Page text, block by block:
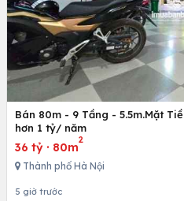
Bán 80m - 9 Tầng - 5.5m.Mặt
hơn 1 tỷ/ năm
36 tỷ · 80m
2
Thành phố Hà Nội
5 giờ trước